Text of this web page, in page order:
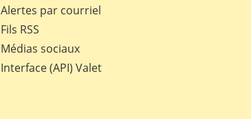
Alertes par courriel
Fils RSS
Médias sociaux
Interface (API) Valet